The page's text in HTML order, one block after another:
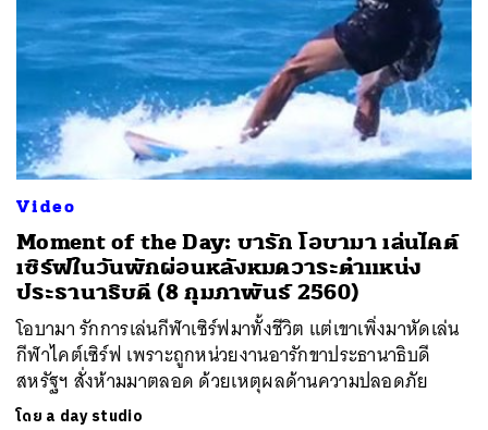
Video
Moment of the Day: บารัก โอบามา เล่นไคต์
เซิร์ฟในวันพักผ่อนหลังหมดวาระตำแหน่ง
ประธานาธิบดี (8 กุมภาพันธ์ 2560)
โอบามา รักการเล่นกีฬาเซิร์ฟมาทั้งชีวิต แต่เขาเพิ่งมาหัดเล่น
กีฬาไคต์เซิร์ฟ เพราะถูกหน่วยงานอารักขาประธานาธิบดี
สหรัฐฯ สั่งห้ามมาตลอด ด้วยเหตุผลด้านความปลอดภัย
โดย a day studio